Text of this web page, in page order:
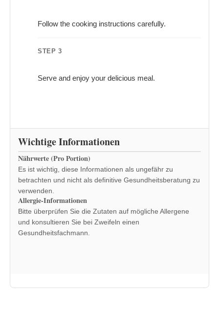
Follow the cooking instructions carefully.
STEP 3
Serve and enjoy your delicious meal.
Wichtige Informationen
Nährwerte (Pro Portion)
Es ist wichtig, diese Informationen als ungefähr zu
betrachten und nicht als definitive Gesundheitsberatung zu
verwenden.
Allergie-Informationen
Bitte überprüfen Sie die Zutaten auf mögliche Allergene
und konsultieren Sie bei Zweifeln einen
Gesundheitsfachmann.